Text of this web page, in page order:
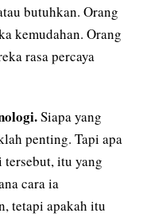
butuhkan. Orang
kemudahan. Orang
rasa percaya
Siapa yang
penting. Tapi apa
itu yang
cara ia
tetapi apakah itu